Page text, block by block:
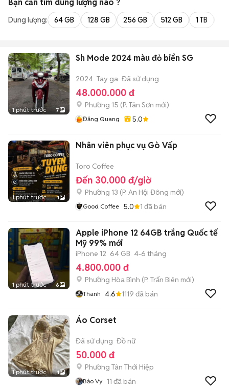
Bạn cần tìm dung lượng nào ?
Dung lượng: 64 GB 128 GB 256 GB 512 GB 1 TB
1 phút trước 7
Sh Mode 2024 màu đỏ biển SG
2024 Tay ga Đã sử dụng
48.000.000 đ
Phường 15 (P. Tân Sơn mới)
Đăng Quang 5.0
1 phút trước 1
Nhân viên phục vụ Gò Vấp
Toro Coffee
Đến 30.000 đ/giờ
Phường 13 (P. An Hội Đông mới)
Good Coffee 5.0 1 đã bán
1 phút trước 6
Apple iPhone 12 64GB trắng Quốc tế
Mỹ 99% mới
iPhone 12 64 GB 4-6 tháng
4.800.000 đ
Phường Hòa Bình (P. Trấn Biên mới)
Thanh 4.6 1119 đã bán
1 phút trước 1
Áo Corset
Đã sử dụng Đồ nữ
50.000 đ
Phường Tân Thới Hiệp
Bảo Vy 11 đã bán